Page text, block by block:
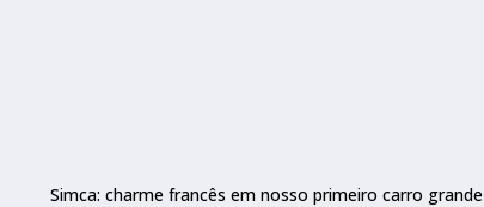
Simca: charme francês em nosso primeiro carro grande